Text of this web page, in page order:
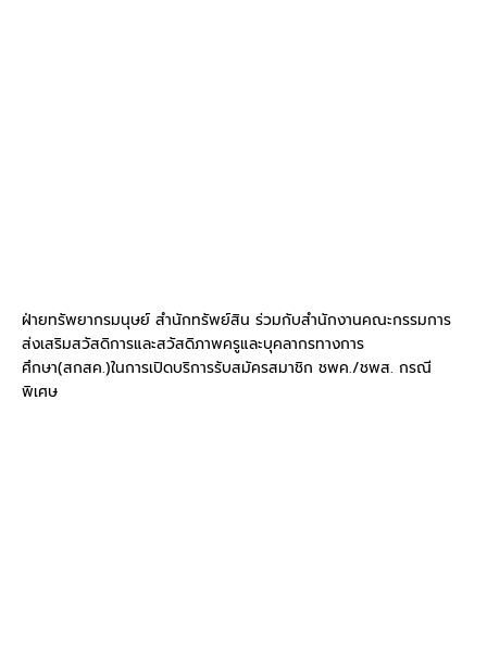
ฝ่ายทรัพยากรมนุษย์ สำนักทรัพย์สิน ร่วมกับสำนักงานคณะกรรมการ
ส่งเสริมสวัสดิการและสวัสดิภาพครูและบุคลากรทางการ
ศึกษา(สกสค.)ในการเปิดบริการรับสมัครสมาชิก ชพค./ชพส. กรณี
พิเศษ